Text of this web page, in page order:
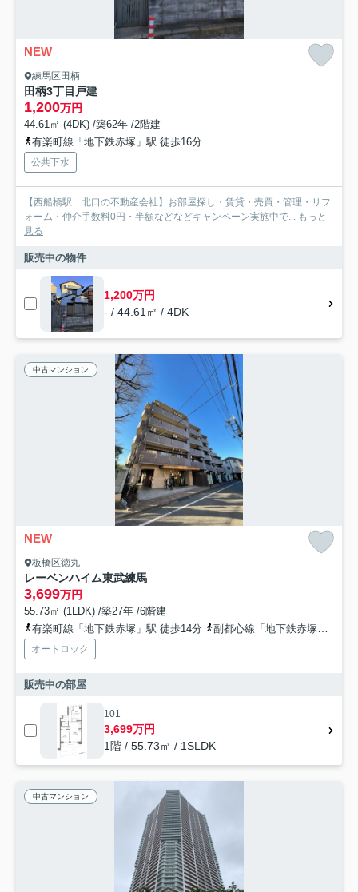
NEW
練馬区田柄
田柄3丁目戸建
1,200万円
44.61㎡ (4DK) /築62年 /2階建
有楽町線「地下鉄赤塚」駅 徒歩16分
公共下水
【西船橋駅 北口の不動産会社】お部屋探し・賃貸・売買・管理・リフ
ォーム・仲介手数料0円・半額などなどキャンペーン実施中で... もっと
見る
販売中の物件
1,200万円
- / 44.61㎡ / 4DK
中古マンション
NEW
板橋区徳丸
レーベンハイム東武練馬
3,699万円
55.73㎡ (1LDK) /築27年 /6階建
有楽町線「地下鉄赤塚」駅 徒歩14分
副都心線「地下鉄赤塚」駅 徒歩14分
オートロック
販売中の部屋
101
3,699万円
1階 / 55.73㎡ / 1SLDK
中古マンション